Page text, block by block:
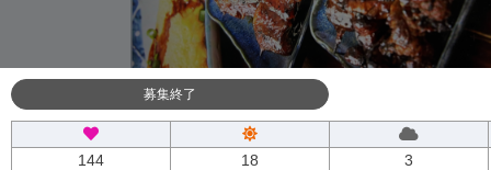
募集終了
144 18 3